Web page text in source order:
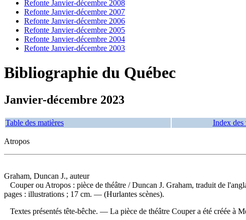
Refonte Janvier-décembre 2008
Refonte Janvier-décembre 2007
Refonte Janvier-décembre 2006
Refonte Janvier-décembre 2005
Refonte Janvier-décembre 2004
Refonte Janvier-décembre 2003
Bibliographie du Québec
Janvier-décembre 2023
Table des matières Index des
Atropos
Graham, Duncan J., auteur
Couper ou Atropos : pièce de théâtre / Duncan J. Graham, traduit de
pages : illustrations ; 17 cm. — (Hurlantes scènes).
Textes présentés tête-bêche. — La pièce de théâtre Couper a été créée à